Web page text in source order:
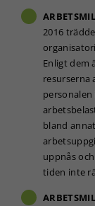
2016
Enligt dem
resurserna
bland
uppnås
tiden inte